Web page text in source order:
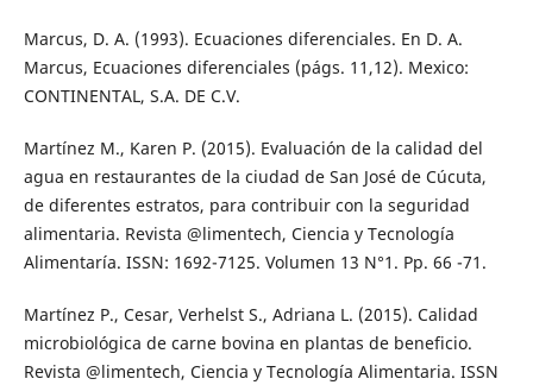
Marcus, D. A. (1993). Ecuaciones diferenciales. En D. A.
Marcus, Ecuaciones diferenciales (págs. 11,12). Mexico:
CONTINENTAL, S.A. DE C.V.
Martínez M., Karen P. (2015). Evaluación de la calidad del
agua en restaurantes de la ciudad de San José de Cúcuta,
de diferentes estratos, para contribuir con la seguridad
alimentaria. Revista @limentech, Ciencia y Tecnología
Alimentaría. ISSN: 1692-7125. Volumen 13 N°1. Pp. 66 -71.
Martínez P., Cesar, Verhelst S., Adriana L. (2015). Calidad
microbiológica de carne bovina en plantas de beneficio.
Revista @limentech, Ciencia y Tecnología Alimentaria. ISSN